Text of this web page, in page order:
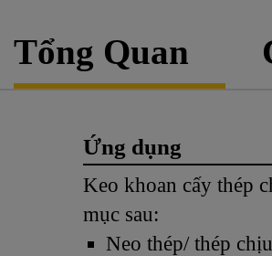
Tổng Quan
Ứng dụng
Keo khoan cấy thép
mục sau:
Neo thép/ thép